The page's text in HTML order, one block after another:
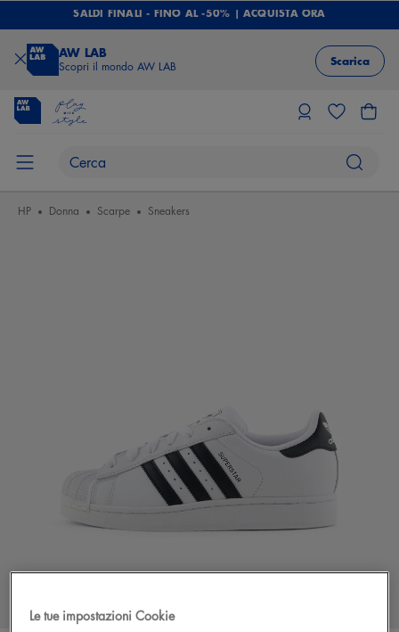
SALDI FINALI - FINO AL -50% | ACQUISTA ORA
AW LAB
Scopri il mondo AW LAB Scarica
HP Donna Scarpe Sneakers
Le tue impostazioni Cookie